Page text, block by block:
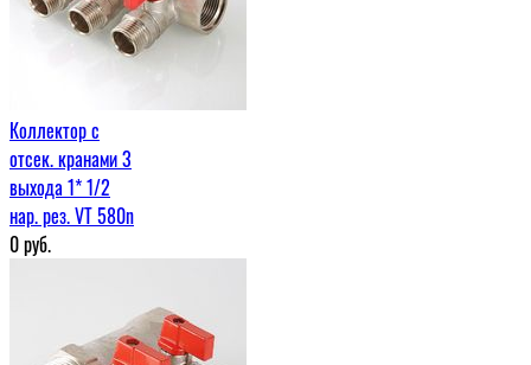
Коллектор с
отсек. кранами 3
выхода 1* 1/2
нар. рез. VT 580n
0руб.